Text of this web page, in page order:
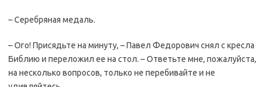
– Серебряная медаль.
– Ого! Присядьте на минуту, – Павел Федорович снял с кресла
Библию и переложил ее на стол. – Ответьте мне, пожалуйста,
на несколько вопросов, только не перебивайте и не